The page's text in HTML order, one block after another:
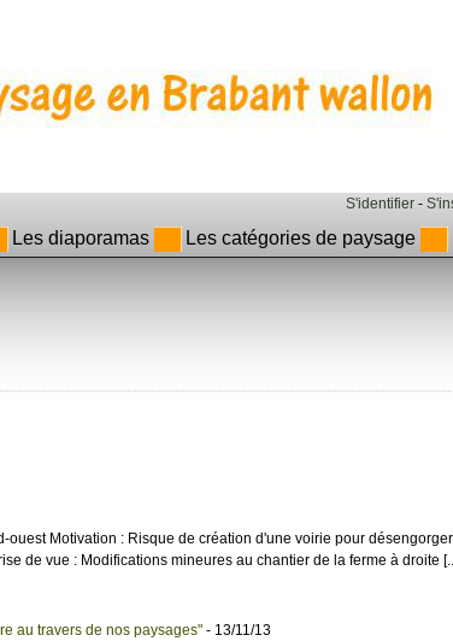
S'identifier -
Les diaporamas Les catégories de paysage
Motivation : Risque de création d'une voirie pour
de vue : Modifications mineures au chantier de la ferme à droite
au travers de nos paysages" - 13/11/13